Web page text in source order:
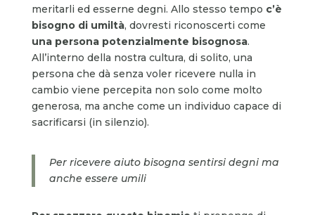
meritarli ed esserne degni. Allo stesso tempo c’è
bisogno di umiltà, dovresti riconoscerti come
una persona potenzialmente bisognosa.
All’interno della nostra cultura, di solito, una
persona che dà senza voler ricevere nulla in
cambio viene percepita non solo come molto
generosa, ma anche come un individuo capace di
sacrificarsi (in silenzio).
Per ricevere aiuto bisogna sentirsi degni ma
anche essere umili